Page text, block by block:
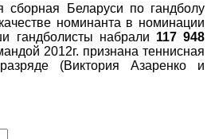
сборная Беларуси по гандболу
номинанта в номинации
гандболисты набрали 117 948
2012г. признана теннисная
(Виктория Азаренко и